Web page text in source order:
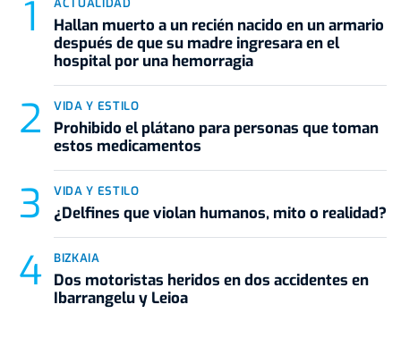
Hallan muerto a un recién nacido en un armario
después de que su madre ingresara en el
hospital por una hemorragia
VIDA Y ESTILO
Prohibido el plátano para personas que toman
estos medicamentos
VIDA Y ESTILO
¿Delfines que violan humanos, mito o realidad?
BIZKAIA
Dos motoristas heridos en dos accidentes en
Ibarrangelu y Leioa